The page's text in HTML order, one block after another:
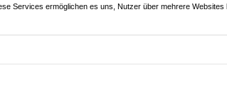
Services ermöglichen es uns, Nutzer über mehrere Websites